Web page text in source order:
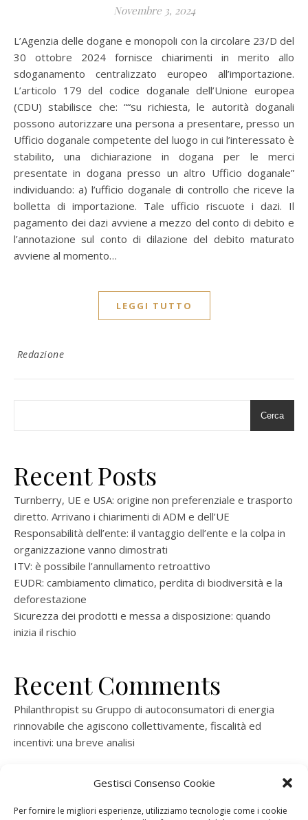
Gestisci Consenso Cookie
Per fornire le migliori esperienze, utilizziamo tecnologie come i cookie
Novembre 3, 2024
L’Agenzia delle dogane e monopoli con la circolare 23/D del
30 ottobre 2024 fornisce chiarimenti in merito allo
sdoganamento centralizzato europeo all’importazione.
L’articolo 179 del codice doganale dell’Unione europea
(CDU) stabilisce che: ““su richiesta, le autorità doganali
possono autorizzare una persona a presentare, presso un
Ufficio doganale competente del luogo in cui l’interessato è
stabilito, una dichiarazione in dogana per le merci
presentate in dogana presso un altro Ufficio doganale”
individuando: a) l’ufficio doganale di controllo che riceve la
bolletta di importazione. Tale ufficio riscuote i dazi. Il
pagamento dei dazi avviene a mezzo del conto di debito e
l’annotazione sul conto di dilazione del debito maturato
avviene al momento…
LEGGI TUTTO
Redazione
Cerca
Recent Posts
Turnberry, UE e USA: origine non preferenziale e trasporto
diretto. Arrivano i chiarimenti di ADM e dell’UE
Responsabilità dell’ente: il vantaggio dell’ente e la colpa in
organizzazione vanno dimostrati
ITV: è possibile l’annullamento retroattivo
EUDR: cambiamento climatico, perdita di biodiversità e la
deforestazione
Sicurezza dei prodotti e messa a disposizione: quando
inizia il rischio
Recent Comments
Philanthropist su Gruppo di autoconsumatori di energia
rinnovabile che agiscono collettivamente, fiscalità ed
incentivi: una breve analisi
rinnovabile che agiscono collettivamente, fiscalità ed